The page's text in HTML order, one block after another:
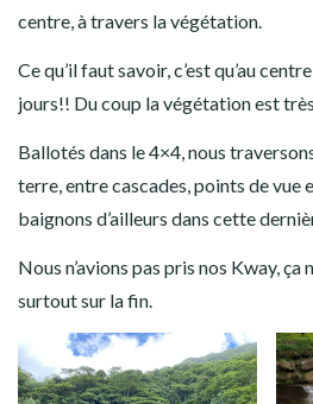
centre, à travers la végétation.
Ce qu’il faut savoir, c’est qu’au
jours!! Du coup la végétation est
Ballotés dans le 4×4, nous
terre, entre cascades, points de vue
baignons d’ailleurs dans cette
Nous n’avions pas pris nos Kway, ça
surtout sur la fin.